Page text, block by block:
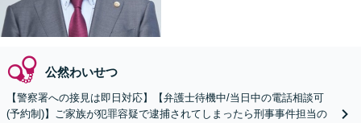
公然わいせつ
【警察署への接見は即日対応】【弁護士待機中/当日中の電話相談可
(予約制)】ご家族が犯罪容疑で逮捕されてしまったら刑事事件担当の